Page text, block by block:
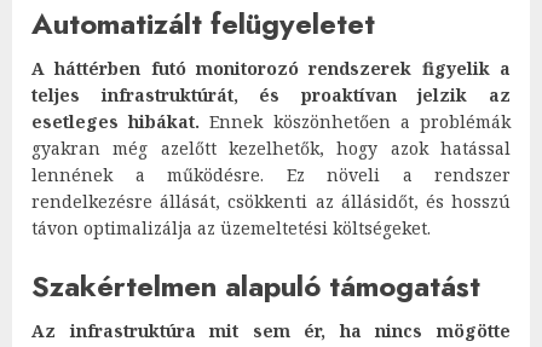
Automatizált felügyeletet
A háttérben futó monitorozó rendszerek figyelik a
teljes infrastruktúrát, és proaktívan jelzik az
esetleges hibákat. Ennek köszönhetően a problémák
gyakran még azelőtt kezelhetők, hogy azok hatással
lennének a működésre. Ez növeli a rendszer
rendelkezésre állását, csökkenti az állásidőt, és hosszú
távon optimalizálja az üzemeltetési költségeket.
Szakértelmen alapuló támogatást
Az infrastruktúra mit sem ér, ha nincs mögötte